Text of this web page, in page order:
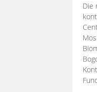
Die